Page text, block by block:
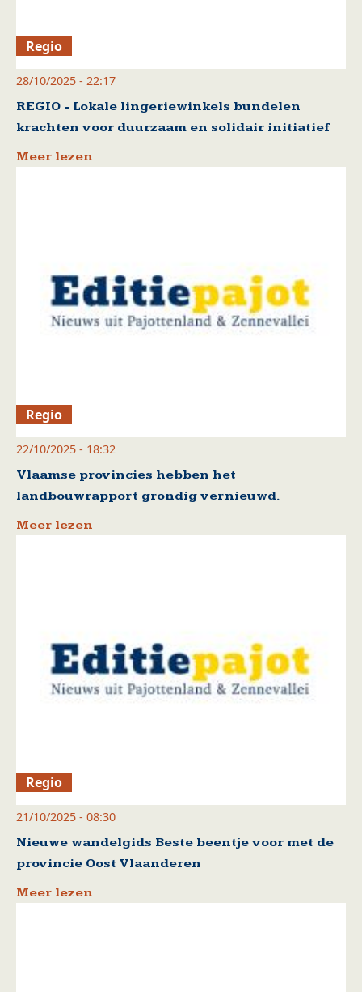
Regio
28/10/2025 - 22:17
REGIO - Lokale lingeriewinkels bundelen
krachten voor duurzaam en solidair initiatief
Meer lezen
Regio
22/10/2025 - 18:32
Vlaamse provincies hebben het
landbouwrapport grondig vernieuwd.
Meer lezen
Regio
21/10/2025 - 08:30
Nieuwe wandelgids Beste beentje voor met de
provincie Oost Vlaanderen
Meer lezen